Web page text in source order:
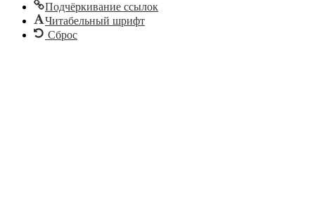
Подчёркивание ссылок
Читабельный шрифт
Сброс